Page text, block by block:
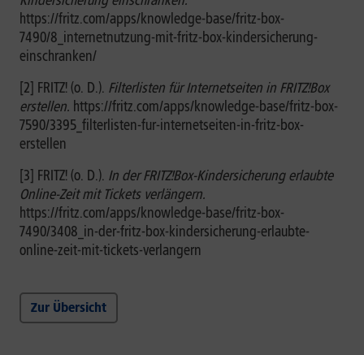
https://fritz.com/apps/knowledge-base/fritz-box-
7490/8_internetnutzung-mit-fritz-box-kindersicherung-
einschranken/
[2] FRITZ! (o. D.). Filterlisten für Internetseiten in FRITZ!Box
erstellen. https://fritz.com/apps/knowledge-base/fritz-box-
7590/3395_filterlisten-fur-internetseiten-in-fritz-box-
erstellen
[3] FRITZ! (o. D.). In der FRITZ!Box-Kindersicherung erlaubte
Online-Zeit mit Tickets verlängern.
https://fritz.com/apps/knowledge-base/fritz-box-
7490/3408_in-der-fritz-box-kindersicherung-erlaubte-
online-zeit-mit-tickets-verlangern
Zur Übersicht